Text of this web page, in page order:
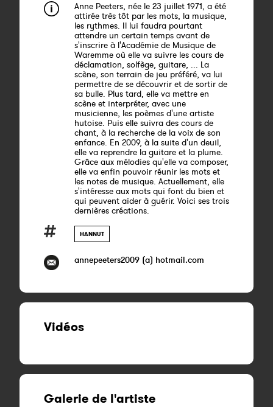
Anne Peeters, née le 23 juillet 1971, a été
attirée très tôt par les mots, la musique,
les rythmes. Il lui faudra pourtant
attendre un certain temps avant de
s'inscrire à l'Académie de Musique de
Waremme où elle va suivre les cours de
déclamation, solfège, guitare, ... La
scène, son terrain de jeu préféré, va lui
permettre de se découvrir et de sortir de
sa bulle. Plus tard, elle va mettre en
scène et interpréter, avec une
musicienne, les poèmes d'une artiste
hutoise. Puis elle suivra des cours de
chant, à la recherche de la voix de son
enfance. En 2009, à la suite d'un deuil,
elle va reprendre la guitare et la plume.
Grâce aux mélodies qu'elle va composer,
elle va enfin pouvoir réunir les mots et
les notes de musique. Actuellement, elle
s'intéresse aux mots qui font du bien et
qui peuvent aider à guérir. Voici ses trois
dernières créations.
HANNUT
annepeeters2009 (a) hotmail.com
Vidéos
Galerie de l'artiste